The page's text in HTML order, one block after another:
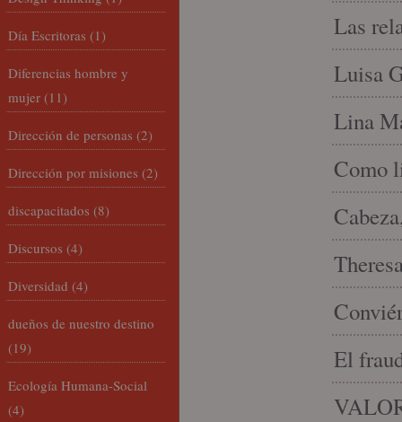
Las
Luisa
Lina
Como
El
Día Escritoras (1)
Diferencias hombre y
mujer (11)
Dirección de personas (2)
Dirección por misiones (2)
discapacitados (8)
Discursos (4)
Diversidad (4)
dueños de nuestro destino
(19)
Ecología Humana-Social
(4)